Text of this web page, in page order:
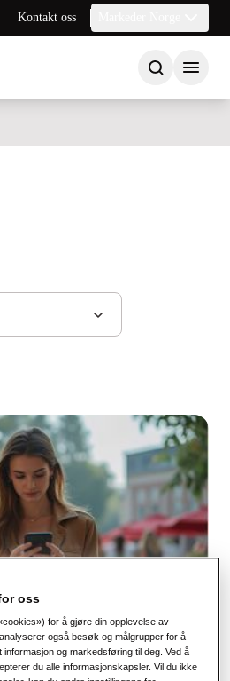
Kontakt oss
oss
for å gjøre din opplevelse av
også besøk og målgrupper for å
og markedsføring til deg. Ved å
du alle informasjonskapsler. Vil du ikke